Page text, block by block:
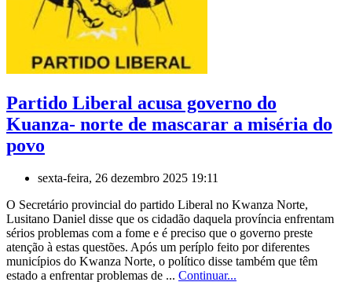
Partido Liberal acusa governo do
Kuanza- norte de mascarar a miséria do
povo
sexta-feira, 26 dezembro 2025 19:11
O Secretário provincial do partido Liberal no Kwanza Norte,
Lusitano Daniel disse que os cidadão daquela província enfrentam
sérios problemas com a fome e é preciso que o governo preste
atenção à estas questões. Após um períplo feito por diferentes
municípios do Kwanza Norte, o político disse também que têm
estado a enfrentar problemas de ... Continuar...